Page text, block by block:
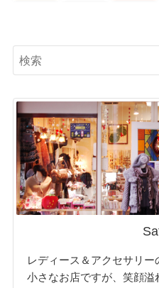
レディース＆アクセサリー
小さなお店ですが、笑顔溢